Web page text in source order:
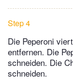
Step 4
Die Peperoni
entfernen. Die
schneiden. Die
schneiden.